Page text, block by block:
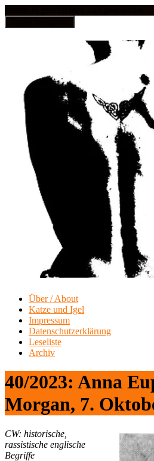
Über / About
Katze und Igel
Impressum
Datenschutzerklärung
Leseliste
Archiv
40/2023: Anna
Morgan, 7.
CW: historische,
rassistische englische
Begriffe